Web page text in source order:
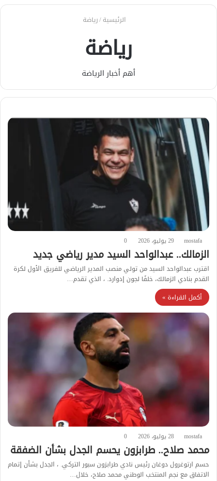
الرئيسية/رياضة
رياضة
أهم أخبار الرياضة
mostafa 29 يوليو، 2026 0
الزمالك.. عبدالواحد السيد مدير رياضي جديد
اقترب عبدالواحد السيد من تولي منصب المدير الرياضي للفريق الأول لكرة
القدم بنادي الزمالك، خلفًا لجون إدوارد. ، الذي تقدم…
أكمل القراءة »
mostafa 28 يوليو، 2026 0
محمد صلاح.. طرابزون يحسم الجدل بشأن الضفقة
حسم ارتوغرول دوغان رئيس نادي طرابزون سبور التركي. ، الجدل بشأن إتمام
الاتفاق مع نجم المنتخب الوطني محمد صلاح، خلال…